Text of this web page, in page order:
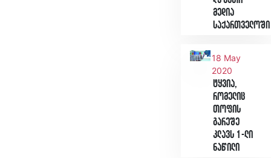
მედია
საქართველოში
18 May
2020
ტყვია,
რომელიც
თოფის
გარეშე
კლავს 1-ლი
ნაწილი